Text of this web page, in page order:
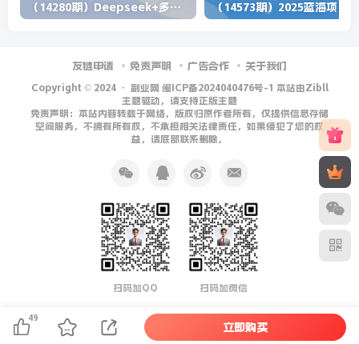
（14280期）Deepseek+多维表格，银行营销新利器，深度解析应用策略，提升营销效果
友链申请 免责声明 广告合作 关于我们
Copyright © 2024 · 副业网 闽ICP备2024040476号-1 本站由Zibll
主题驱动，请支持正版主题
免责声明：本站内容转载于网络，版权归原作者所有，仅提供信息存储
空间服务，不拥有所有权，不承担相关法律责任，如果侵犯了您的权
益，请底部联系删除。
扫码加QQ 扫码加微信
49
立即购买